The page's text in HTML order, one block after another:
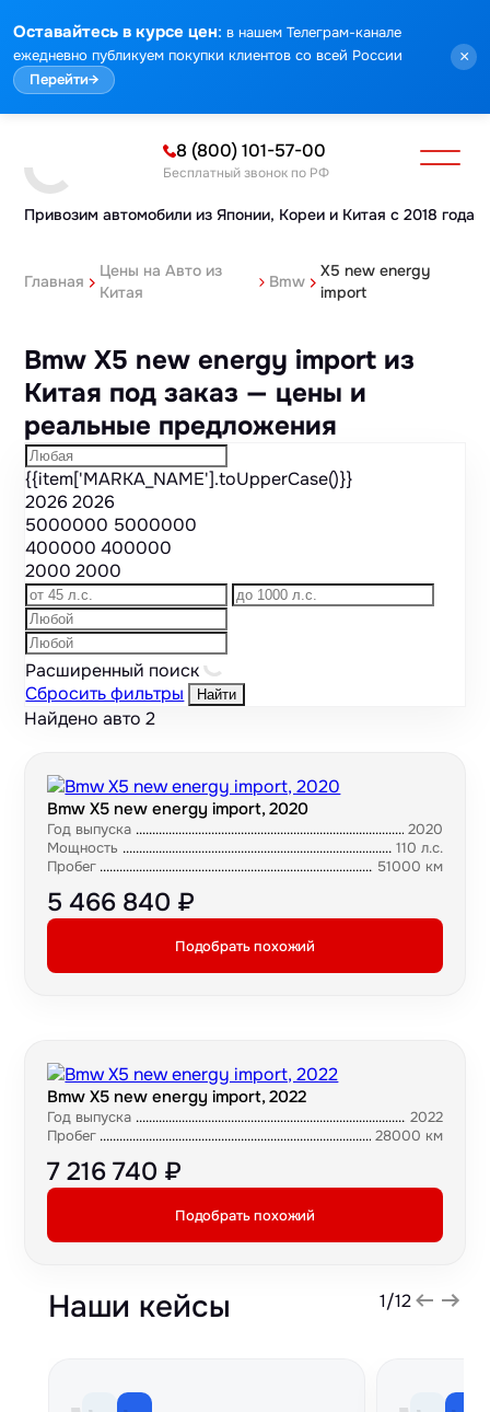
Оставайтесь в курсе цен: в нашем Телеграм-канале
ежедневно публикуем покупки клиентов со всей России
Перейти→
×
Привозим автомобили из Японии, Кореи и Китая с 2018 года
8 (800) 101-57-00
Бесплатный звонок по РФ
Главная
Цены на Авто из
Китая
Bmw
X5 new energy
import
Bmw X5 new energy import из
Китая под заказ — цены и
реальные предложения
{{item['MARKA_NAME'].toUpperCase()}}
20262026
5000000 5000000
400000400000
20002000
Расширенный поиск
Сбросить фильтры
Найти
Найдено авто2
Bmw X5 new energy import, 2020
Год выпуска
2020
Мощность
110 л.с.
Пробег
51000 км
5 466 840 ₽
Подобрать похожий
Bmw X5 new energy import, 2022
Год выпуска
2022
Пробег
28000 км
7 216 740 ₽
Подобрать похожий
Наши кейсы 1/12